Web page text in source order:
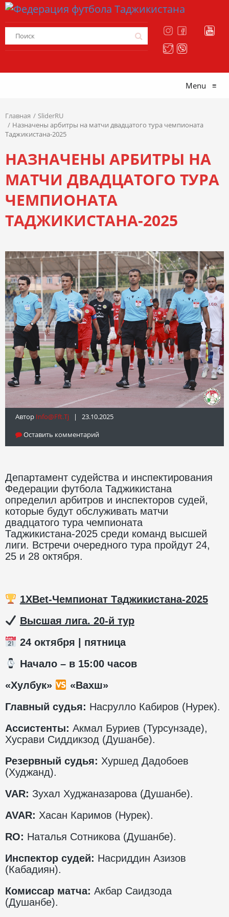
Menu ≡
Главная
SliderRU
Назначены арбитры на матчи двадцатого тура чемпионата
Таджикистана-2025
НАЗНАЧЕНЫ АРБИТРЫ НА
МАТЧИ ДВАДЦАТОГО ТУРА
ЧЕМПИОНАТА
ТАДЖИКИСТАНА-2025
Автор Info@fft.tj | 23.10.2025
Оставить комментарий
Департамент судейства и инспектирования
Федерации футбола Таджикистана
определил арбитров и инспекторов судей,
которые будут обслуживать матчи
двадцатого тура чемпионата
Таджикистана-2025 среди команд высшей
лиги. Встречи очередного тура пройдут 24,
25 и 28 октября.
1XBet-Чемпионат Таджикистана-2025
Высшая лига. 20-й тур
24 октября | пятница
️ Начало – в 15:00 часов
«Хулбук»
«Вахш»
Главный судья: Насрулло Кабиров (Нурек).
Ассистенты: Акмал Буриев (Турсунзаде),
Хусрави Сиддикзод (Душанбе).
Резервный судья: Хуршед Дадобоев
(Худжанд).
VAR: Зухал Худжаназарова (Душанбе).
AVAR: Хасан Каримов (Нурек).
RO: Наталья Сотникова (Душанбе).
Инспектор судей: Насриддин Азизов
(Кабадиян).
Комиссар матча: Акбар Саидзода
(Душанбе).